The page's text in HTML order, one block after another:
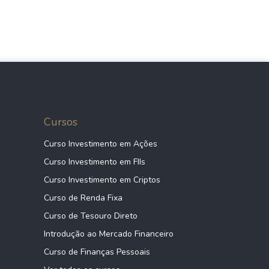
Cursos
Curso Investimento em Ações
Curso Investimento em FIIs
Curso Investimento em Criptos
Curso de Renda Fixa
Curso de Tesouro Direto
Introdução ao Mercado Financeiro
Curso de Finanças Pessoais